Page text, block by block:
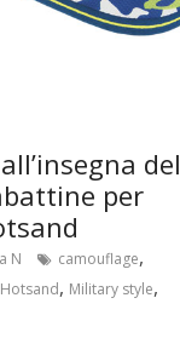
del
per
N camouflage,
Hotsand, Military style,